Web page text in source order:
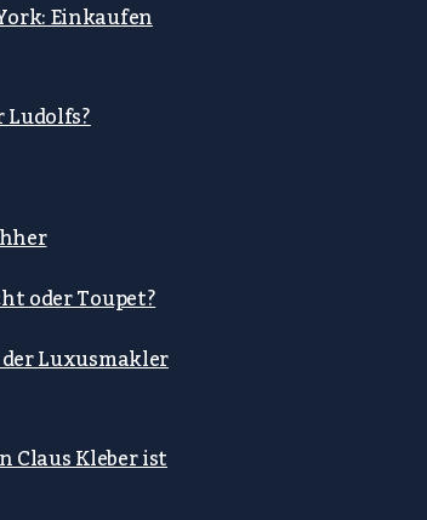
Einkaufen
oder Toupet?
Luxusmakler
Claus Kleber ist